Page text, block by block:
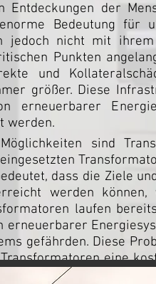
der
Bedeutung für
jedoch nicht mit
Punkten
und
größer. Diese
erneuerbarer
werden.
sind
dass die Ziele
werden können,
laufen
erneuerbarer
gefährden. Diese
eine